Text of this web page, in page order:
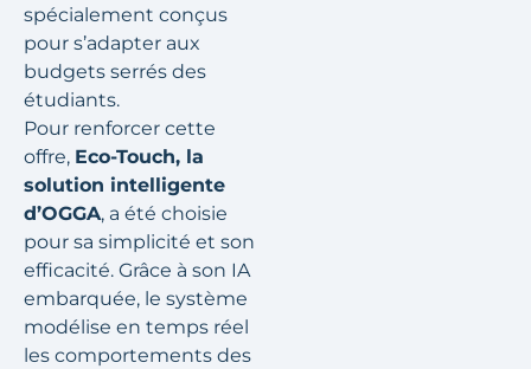
spécialement conçus
pour s’adapter aux
budgets serrés des
étudiants.
Pour renforcer cette
offre, Eco-Touch, la
solution intelligente
d’OGGA, a été choisie
pour sa simplicité et son
efficacité. Grâce à son IA
embarquée, le système
modélise en temps réel
les comportements des